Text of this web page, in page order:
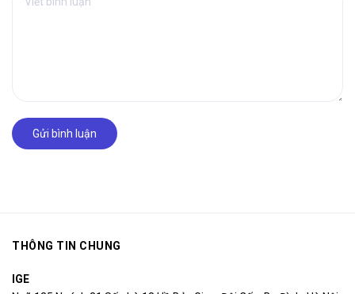
Gửi bình luận
THÔNG TIN CHUNG
IGE